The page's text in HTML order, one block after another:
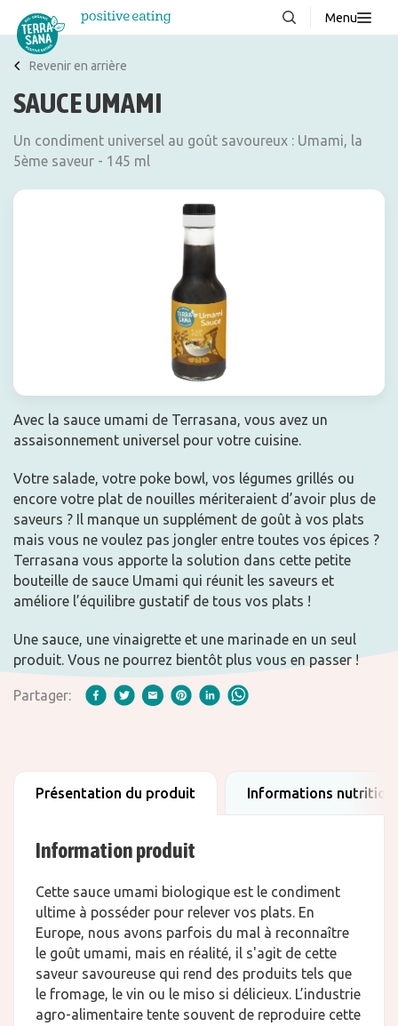
Menu
À propos de nous
Blog
FAQ
Revenir en arrière
SAUCE UMAMI
Un condiment universel au goût savoureux : Umami, la
5ème saveur - 145 ml
Avec la sauce umami de Terrasana, vous avez un
assaisonnement universel pour votre cuisine.
Votre salade, votre poke bowl, vos légumes grillés ou
encore votre plat de nouilles mériteraient d’avoir plus de
saveurs ? Il manque un supplément de goût à vos plats
mais vous ne voulez pas jongler entre toutes vos épices ?
Terrasana vous apporte la solution dans cette petite
bouteille de sauce Umami qui réunit les saveurs et
améliore l’équilibre gustatif de tous vos plats !
Une sauce, une vinaigrette et une marinade en un seul
produit. Vous ne pourrez bientôt plus vous en passer !
Partager:
Présentation du produit Informations
Information produit
Cette sauce umami biologique est le condiment
ultime à posséder pour relever vos plats. En
Europe, nous avons parfois du mal à reconnaître
le goût umami, mais en réalité, il s'agit de cette
saveur savoureuse qui rend des produits tels que
le fromage, le vin ou le miso si délicieux. L’industrie
agro-alimentaire tente souvent de reproduire cette